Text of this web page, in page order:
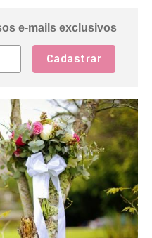
e-mails exclusivos